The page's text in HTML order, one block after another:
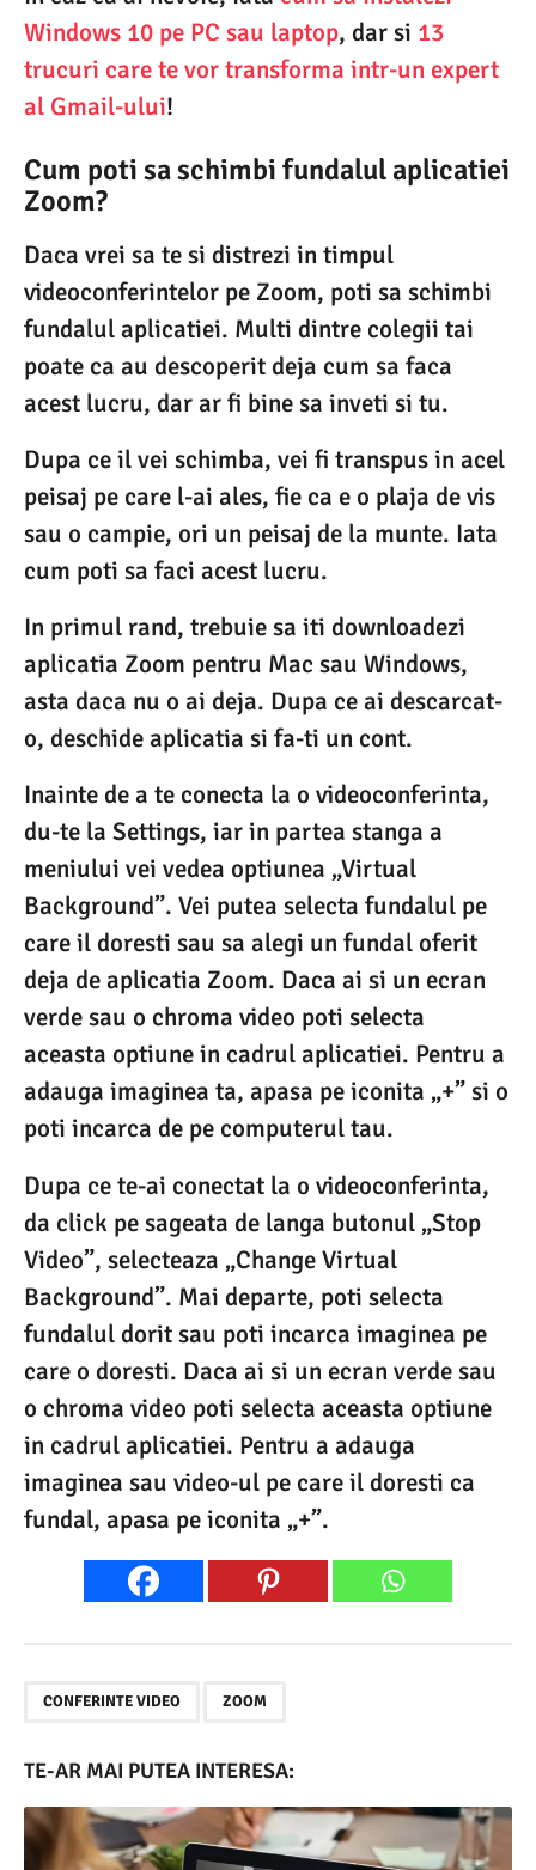
Windows 10 pe PC sau laptop, dar si 13
trucuri care te vor transforma intr-un expert
al Gmail-ului!
Cum poti sa schimbi fundalul aplicatiei
Zoom?
Daca vrei sa te si distrezi in timpul
videoconferintelor pe Zoom, poti sa schimbi
fundalul aplicatiei. Multi dintre colegii tai
poate ca au descoperit deja cum sa faca
acest lucru, dar ar fi bine sa inveti si tu.
Dupa ce il vei schimba, vei fi transpus in acel
peisaj pe care l-ai ales, fie ca e o plaja de vis
sau o campie, ori un peisaj de la munte. Iata
cum poti sa faci acest lucru.
In primul rand, trebuie sa iti downloadezi
aplicatia Zoom pentru Mac sau Windows,
asta daca nu o ai deja. Dupa ce ai descarcat-
o, deschide aplicatia si fa-ti un cont.
Inainte de a te conecta la o videoconferinta,
du-te la Settings, iar in partea stanga a
meniului vei vedea optiunea „Virtual
Background”. Vei putea selecta fundalul pe
care il doresti sau sa alegi un fundal oferit
deja de aplicatia Zoom. Daca ai si un ecran
verde sau o chroma video poti selecta
aceasta optiune in cadrul aplicatiei. Pentru a
adauga imaginea ta, apasa pe iconita „+” si o
poti incarca de pe computerul tau.
Dupa ce te-ai conectat la o videoconferinta,
da click pe sageata de langa butonul „Stop
Video”, selecteaza „Change Virtual
Background”. Mai departe, poti selecta
fundalul dorit sau poti incarca imaginea pe
care o doresti. Daca ai si un ecran verde sau
o chroma video poti selecta aceasta optiune
in cadrul aplicatiei. Pentru a adauga
imaginea sau video-ul pe care il doresti ca
fundal, apasa pe iconita „+”.
CONFERINTE VIDEO ZOOM
TE-AR MAI PUTEA INTERESA: